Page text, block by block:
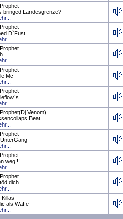
bringed Landesgrenze?
D`Fust
Mc
Venom)
Beat
weg!!!
dich
Killas
als Waffe